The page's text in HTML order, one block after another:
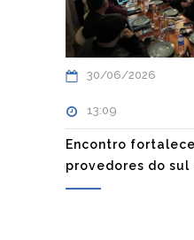
30/06/2026
13:09
Encontro
provedores do sul